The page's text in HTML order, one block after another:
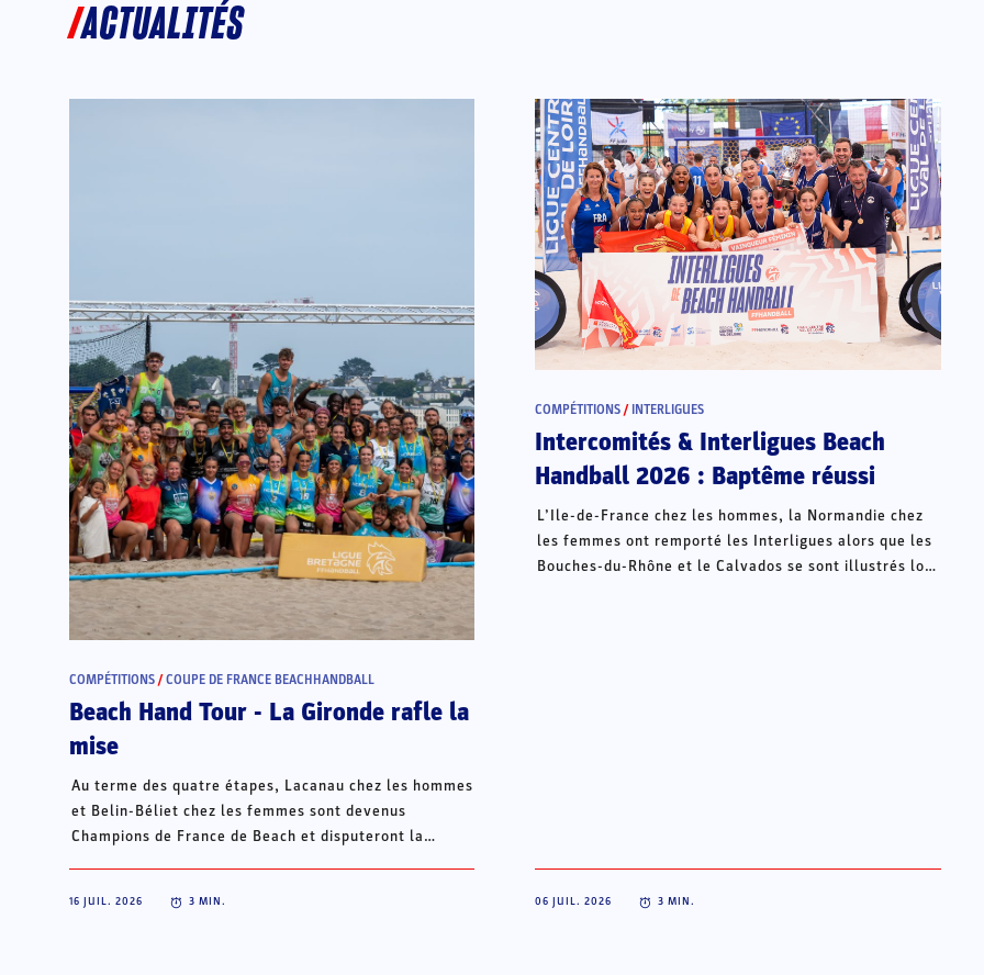
ACTUALITÉS
COMPÉTITIONS /COUPE DE FRANCE BEACHHANDBALL
Beach Hand Tour - La Gironde rafle la
mise
Au terme des quatre étapes, Lacanau chez les hommes
et Belin-Béliet chez les femmes sont devenus
Champions de France de Beach et disputeront la
16 JUIL. 2026 3 MIN.
COMPÉTITIONS / INTERLIGUES
Intercomités & Interligues Beach
Handball 2026 : Baptême réussi
L’Ile-de-France chez les hommes, la Normandie chez
les femmes ont remporté les Interligues alors que les
Bouches-du-Rhône et le Calvados se sont illustrés lors
06 JUIL. 2026 3 MIN.